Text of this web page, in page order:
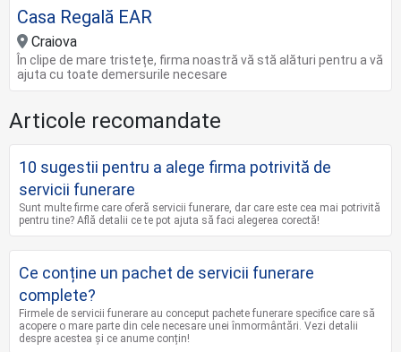
Casa Regală EAR
Craiova
În clipe de mare tristețe, firma noastră vă stă alături pentru a vă
ajuta cu toate demersurile necesare
Articole recomandate
10 sugestii pentru a alege firma potrivită de
servicii funerare
Sunt multe firme care oferă servicii funerare, dar care este cea mai potrivită
pentru tine? Află detalii ce te pot ajuta să faci alegerea corectă!
Ce conține un pachet de servicii funerare
complete?
Firmele de servicii funerare au conceput pachete funerare specifice care să
acopere o mare parte din cele necesare unei înmormântări. Vezi detalii
despre acestea și ce anume conțin!